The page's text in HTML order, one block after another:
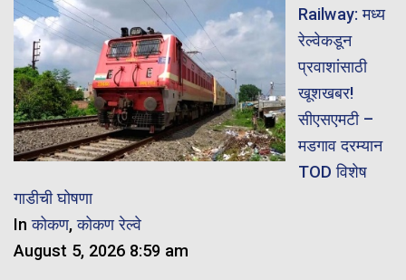
Railway: मध्य
रेल्वेकडून
प्रवाशांसाठी
खूशखबर!
सीएसएमटी –
मडगाव दरम्यान
TOD विशेष
गाडीची घोषणा
Inकोकण,कोकण रेल्वे
August 5, 2026 8:59 am